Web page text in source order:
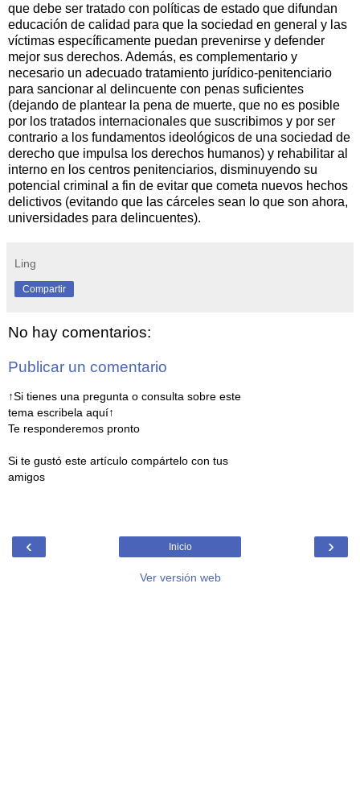
que debe ser tratado con políticas de estado que difundan
educación de calidad para que la sociedad en general y las
víctimas específicamente puedan prevenirse y defender
mejor sus derechos. Además, es complementario y
necesario un adecuado tratamiento jurídico-penitenciario
para sancionar al delincuente con penas suficientes
(dejando de plantear la pena de muerte, que no es posible
por los tratados internacionales que suscribimos y por ser
contrario a los fundamentos ideológicos de una sociedad de
derecho que impulsa los derechos humanos) y rehabilitar al
interno en los centros penitenciarios, disminuyendo su
potencial criminal a fin de evitar que cometa nuevos hechos
delictivos (evitando que las cárceles sean lo que son ahora,
universidades para delincuentes).
Ling
Compartir
No hay comentarios:
Publicar un comentario
↑Si tienes una pregunta o consulta sobre este
tema escribela aquí↑
Te responderemos pronto
Si te gustó este artículo compártelo con tus
amigos
‹ ›
Inicio
Ver versión web